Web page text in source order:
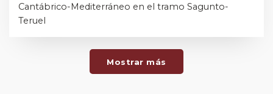
Cantábrico-Mediterráneo en el tramo Sagunto-
Teruel
Mostrar más